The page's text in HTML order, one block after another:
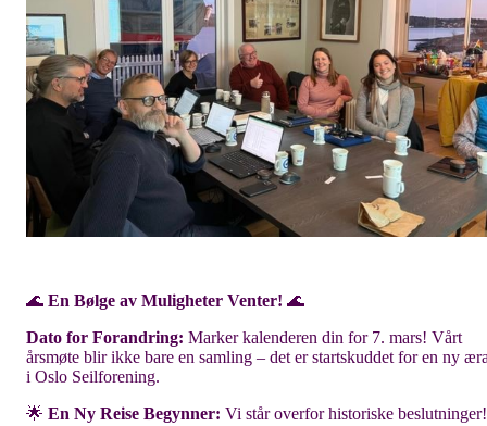
🌊 En Bølge av Muligheter Venter! 🌊
Dato for Forandring: Marker kalenderen din for 7. mars! Vårt
årsmøte blir ikke bare en samling – det er startskuddet for en ny
i Oslo Seilforening.
🌟 En Ny Reise Begynner: Vi står overfor historiske beslutninger!